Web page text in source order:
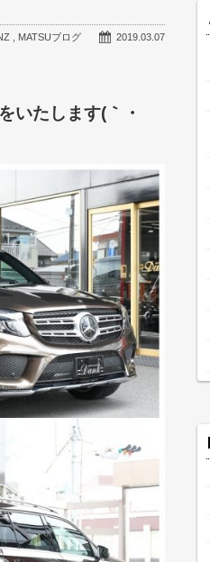
2019.03.07
MATSUブログ
いたします(｀・